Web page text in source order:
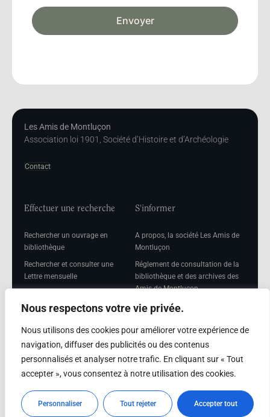
Nous respectons votre vie privée.
Nous utilisons des cookies pour améliorer votre expérience de
navigation, diffuser des publicités ou des contenus
personnalisés et analyser notre trafic. En cliquant sur « Tout
accepter », vous consentez à notre utilisation des cookies.
Personnaliser Tout rejeter Accepter tout
Envoyer
Les Amis de Montluçon
Association loi 1901, Société d’Histoire et d’Archéologie
Contact
Effectuer une recherche
Rechercher un ouvrage en
bibliothèque
Rechercher et consulter une
Lettre mensuelle
mensuelle
S'informer
A propos, la société Les Amis de
Montluçon
Réglement de consultation de la
bibliothèque et des archives des
Amis de Montluçon
Mentions légales
Adhérer